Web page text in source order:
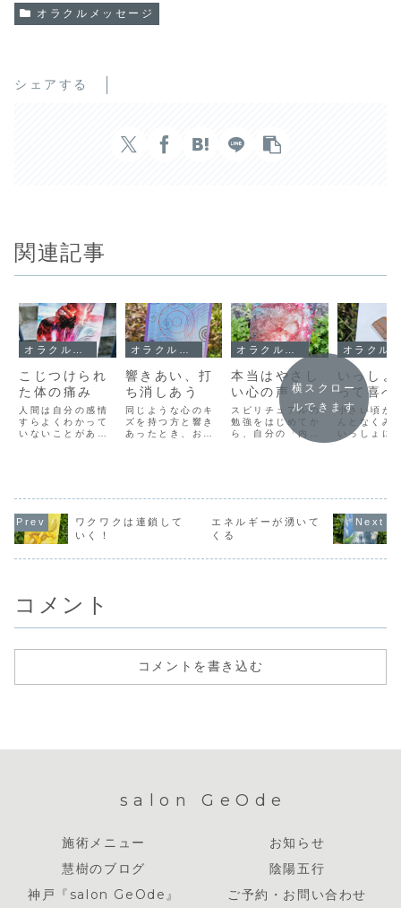
オラクルメッセージ
シェアする
関連記事
オラクルメッセージ
こじつけられ
た体の痛み
人間は自分の感情
すらよくわかって
いないことがあり
もよくわからなく
なるときがあるの
です。なかでも体
もよくわからなく
オラクルメッセージ
響きあい、打
ち消しあう
同じような心のキ
ズを持つ方と響き
あったとき、お互
ですか！」ってわ
かってもらえるの
覚。出会うひとみ
オラクルメッセージ
本当はやさし
い心の声
スピリチュアルの
勉強をはじめてか
ら、自分の「内な
る声」に耳を傾け
には、自分の内側
の声を聞くことが
なところで学んで
いっしょ
って喜べ
小さい頃か
んとなくみ
いっしょに
運がよけれ
と、うらや
思う気持ち
ょに喜ぶこ
横スクロー
ルできます
ワクワクは連鎖して
いく！
エネルギーが湧いて
くる
コメント
コメントを書き込む
salon GeOde
施術メニュー
お知らせ
慧樹のブログ
陰陽五行
神戸『salon GeOde』
ご予約・お問い合わせ